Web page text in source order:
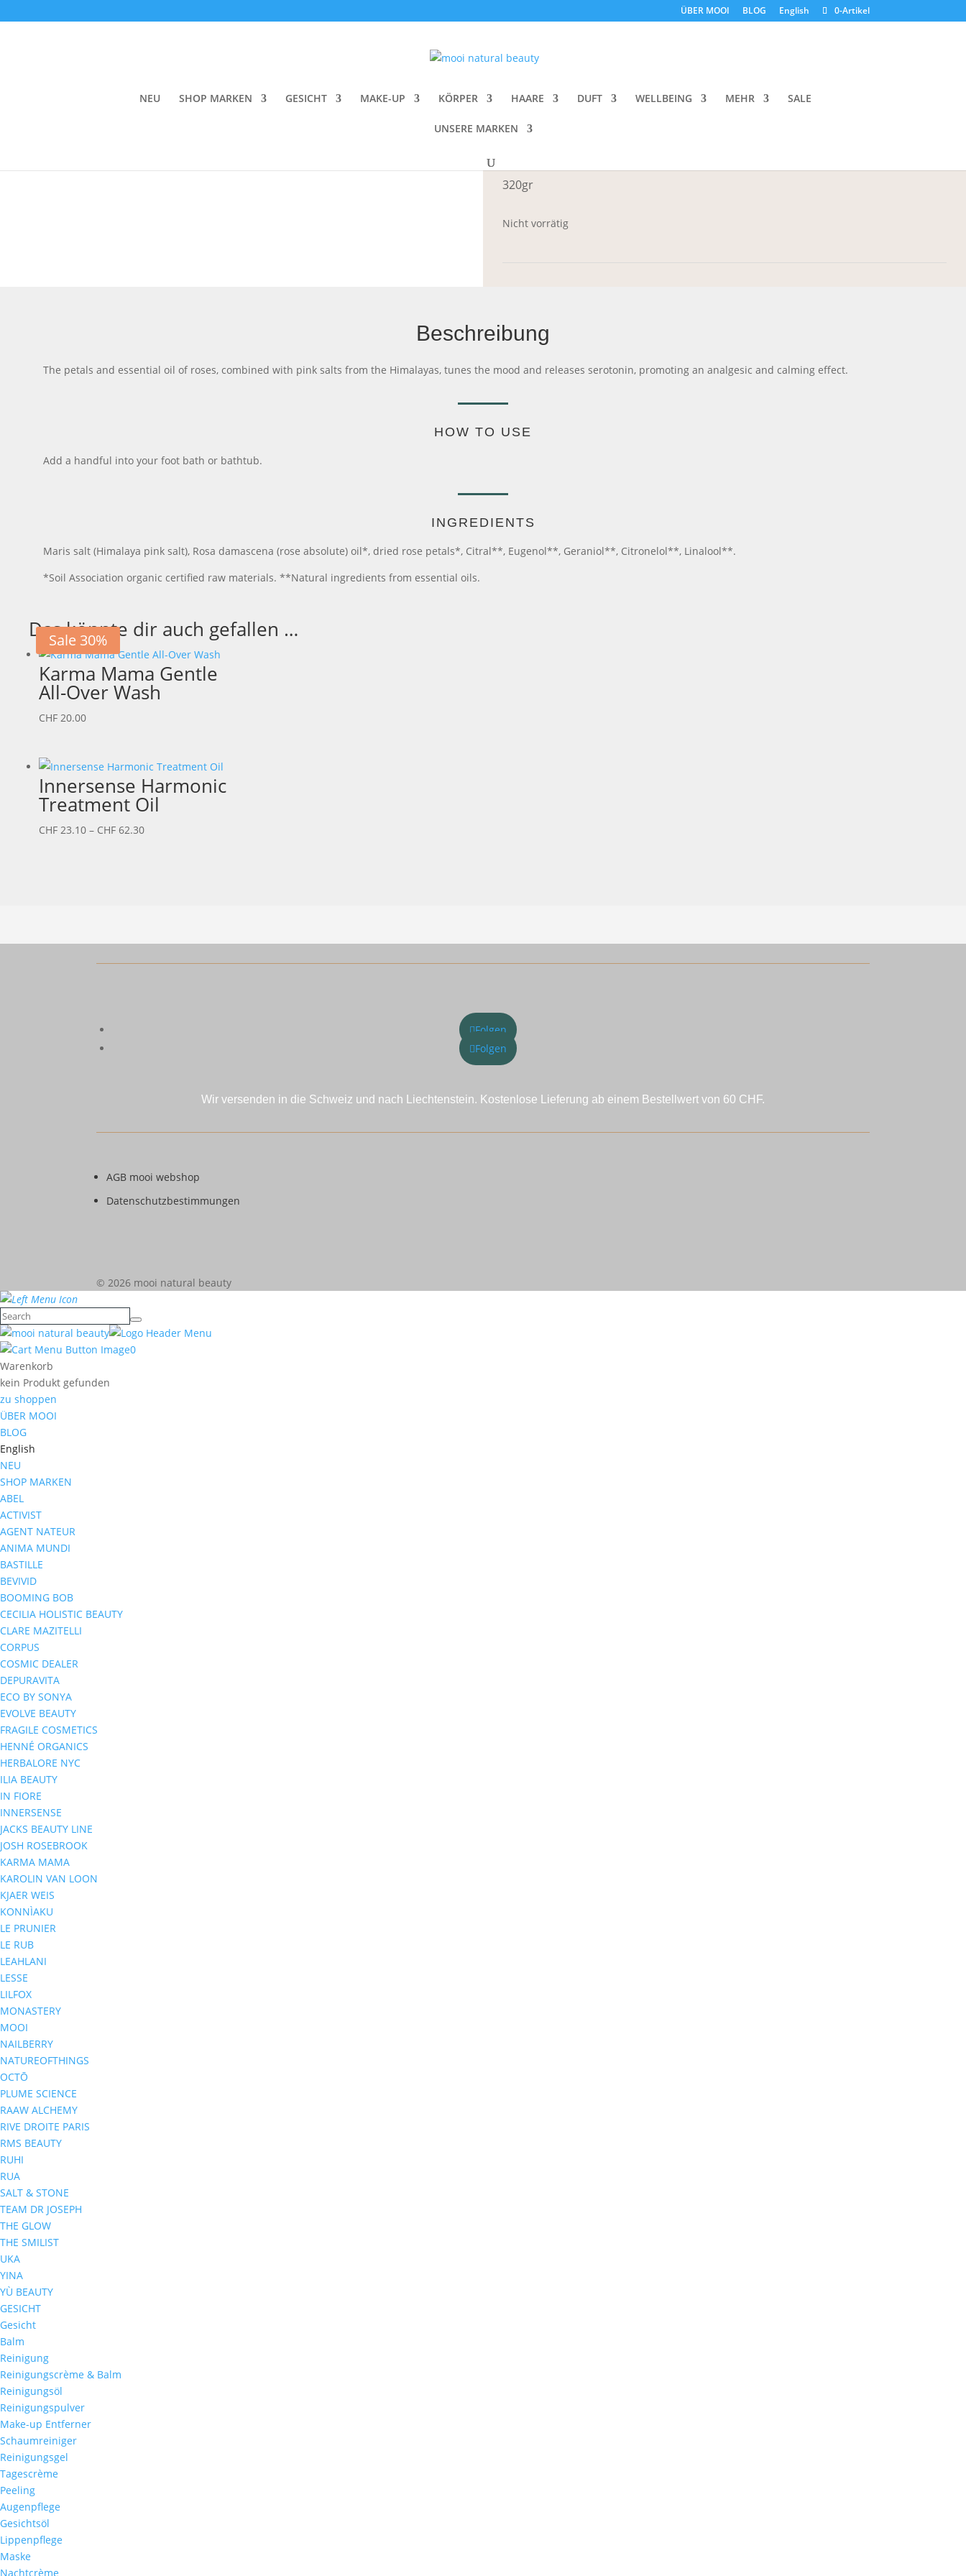
ÜBER MOOI BLOG English 0-Artikel
NEU SHOP MARKEN GESICHT MAKE-UP KÖRPER HAARE DUFT WELLBEING MEHR SALE
UNSERE MARKEN
Per Purr Flower Cure Salts
320gr
Nicht vorrätig
Beschreibung
The petals and essential oil of roses, combined with pink salts from the Himalayas, tunes the mood and releases serotonin, promoting an analgesic and calming effect.
HOW TO USE
Add a handful into your foot bath or bathtub.
INGREDIENTS
Maris salt (Himalaya pink salt), Rosa damascena (rose absolute) oil*, dried rose petals*, Citral**, Eugenol**, Geraniol**, Citronelol**, Linalool**.
*Soil Association organic certified raw materials. **Natural ingredients from essential oils.
Das könnte dir auch gefallen …
Karma Mama Gentle
All-Over Wash
CHF 20.00
Sale 30%
Innersense Harmonic
Treatment Oil
CHF 23.10 – CHF 62.30Preisspanne:
Folgen
Folgen
Wir versenden in die Schweiz und nach Liechtenstein. Kostenlose Lieferung ab einem Bestellwert von 60 CHF.
AGB mooi webshop
Datenschutzbestimmungen
© 2026 mooi natural beauty
0
Warenkorb
kein Produkt gefunden
zu shoppen
ÜBER MOOI
BLOG
English
NEU
SHOP MARKEN
ABEL
ACTIVIST
AGENT NATEUR
ANIMA MUNDI
BASTILLE
BEVIVID
BOOMING BOB
CECILIA HOLISTIC BEAUTY
CLARE MAZITELLI
CORPUS
COSMIC DEALER
DEPURAVITA
ECO BY SONYA
EVOLVE BEAUTY
FRAGILE COSMETICS
HENNÉ ORGANICS
HERBALORE NYC
ILIA BEAUTY
IN FIORE
INNERSENSE
JACKS BEAUTY LINE
JOSH ROSEBROOK
KARMA MAMA
KAROLIN VAN LOON
KJAER WEIS
KONNÌAKU
LE PRUNIER
LE RUB
LEAHLANI
LESSE
LILFOX
MONASTERY
MOOI
NAILBERRY
NATUREOFTHINGS
OCTŌ
PLUME SCIENCE
RAAW ALCHEMY
RIVE DROITE PARIS
RMS BEAUTY
RUHI
RUA
SALT & STONE
TEAM DR JOSEPH
THE GLOW
THE SMILIST
UKA
YINA
YÙ BEAUTY
GESICHT
Gesicht
Balm
Reinigung
Reinigungscrème & Balm
Reinigungsöl
Reinigungspulver
Make-up Entferner
Schaumreiniger
Reinigungsgel
Tagescrème
Peeling
Augenpflege
Gesichtsöl
Lippenpflege
Maske
Nachtcrème